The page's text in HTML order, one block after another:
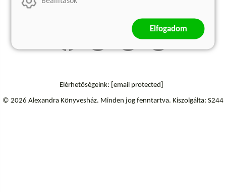
Szállítási információk
Elérhetőségeink: [email protected]
© 2026 Alexandra Könyvesház. Minden jog fenntartva. Kiszolgálta: S244
Elfogadom